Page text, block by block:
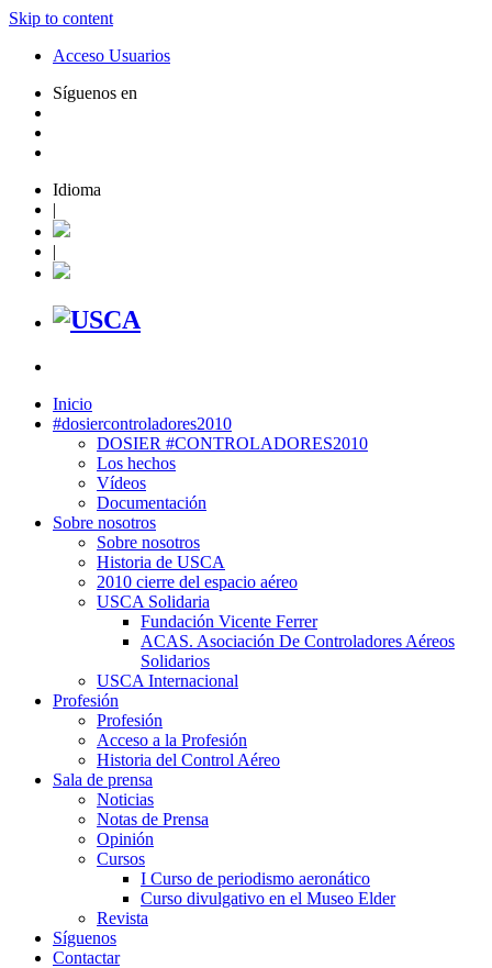
Skip to content
Acceso Usuarios
Síguenos en
Idioma
|
|
Inicio
#dosiercontroladores2010
DOSIER #CONTROLADORES2010
Los hechos
Vídeos
Documentación
Sobre nosotros
Sobre nosotros
Historia de USCA
2010 cierre del espacio aéreo
USCA Solidaria
Fundación Vicente Ferrer
ACAS. Asociación De Controladores Aéreos
Solidarios
USCA Internacional
Profesión
Profesión
Acceso a la Profesión
Historia del Control Aéreo
Sala de prensa
Noticias
Notas de Prensa
Opinión
Cursos
I Curso de periodismo aeronático
Curso divulgativo en el Museo Elder
Revista
Síguenos
Contactar